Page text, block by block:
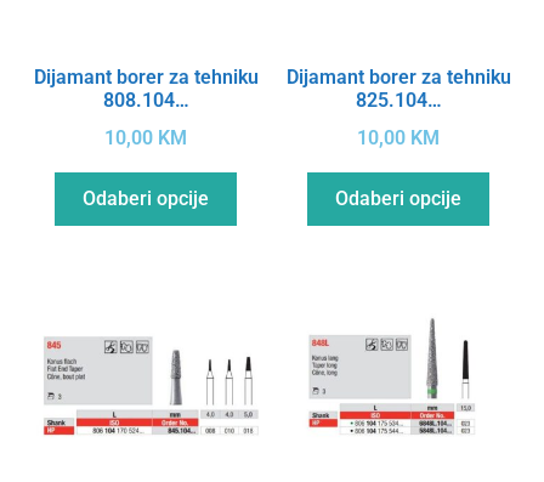
Dijamant borer za tehniku
808.104…
10,00 KM
Odaberi opcije
Dijamant borer za tehniku
825.104…
10,00 KM
Odaberi opcije